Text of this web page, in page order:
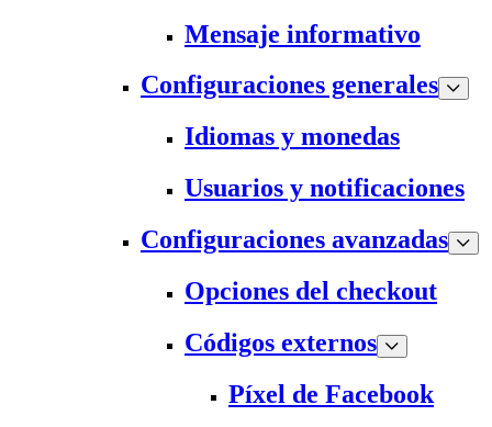
Mensaje informativo
Configuraciones generales
Idiomas y monedas
Usuarios y notificaciones
Configuraciones avanzadas
Opciones del checkout
Códigos externos
Píxel de Facebook